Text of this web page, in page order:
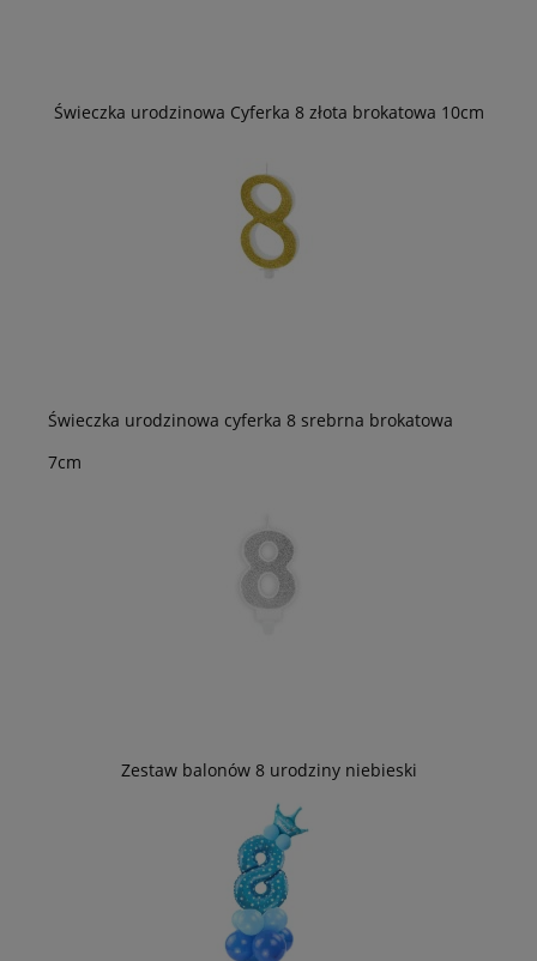
Świeczka urodzinowa Cyferka 8 złota brokatowa 10cm
Świeczka urodzinowa cyferka 8 srebrna brokatowa
7cm
Zestaw balonów 8 urodziny niebieski